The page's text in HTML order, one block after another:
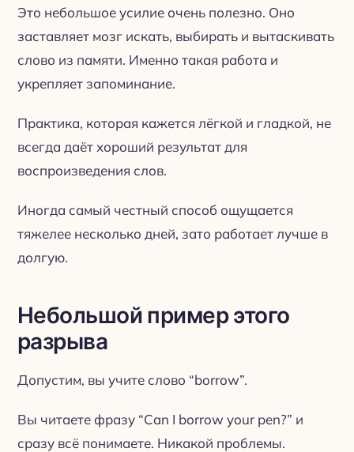
Это небольшое усилие очень полезно. Оно
заставляет мозг искать, выбирать и вытаскивать
слово из памяти. Именно такая работа и
укрепляет запоминание.
Практика, которая кажется лёгкой и гладкой, не
всегда даёт хороший результат для
воспроизведения слов.
Иногда самый честный способ ощущается
тяжелее несколько дней, зато работает лучше в
долгую.
Небольшой пример этого
разрыва
Допустим, вы учите слово “borrow”.
Вы читаете фразу “Can I borrow your pen?” и
сразу всё понимаете. Никакой проблемы.